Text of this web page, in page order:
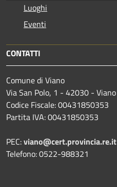
Luoghi
Eventi
CONTATTI
Comune di Viano
Via San Polo, 1 - 42030 - Viano
Codice Fiscale: 00431850353
Partita IVA: 00431850353
PEC:viano@cert.provincia.re.it
Telefono: 0522-988321